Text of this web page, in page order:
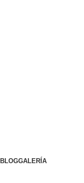
BLOGGALERÍA